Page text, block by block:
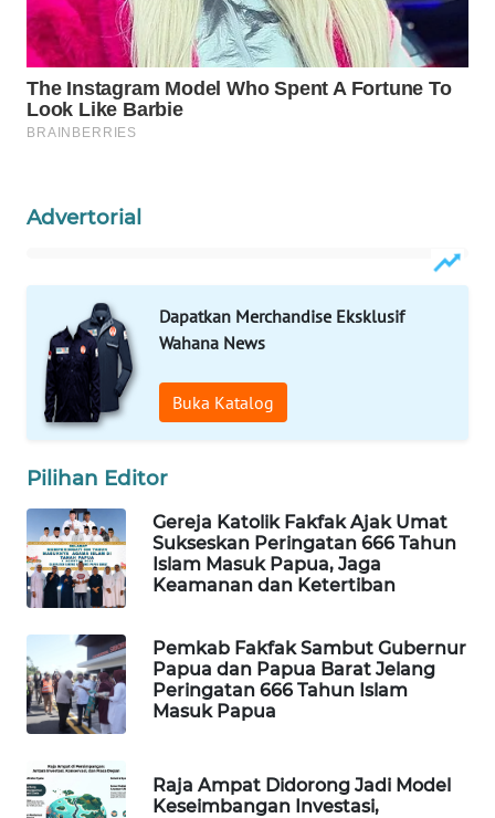
Advertorial
Dapatkan Merchandise Eksklusif
Wahana News
Buka Katalog
Pilihan Editor
Gereja Katolik Fakfak Ajak Umat
Sukseskan Peringatan 666 Tahun
Islam Masuk Papua, Jaga
Keamanan dan Ketertiban
Pemkab Fakfak Sambut Gubernur
Papua dan Papua Barat Jelang
Peringatan 666 Tahun Islam
Masuk Papua
Raja Ampat Didorong Jadi Model
Keseimbangan Investasi,
PLN
WATCH
MKLI
KOPEKLIN
PORTAL
KONSUMEN
FORWAMKI
FORJASIDA
NEWS
SITUNGIR
NEWS
SIDIKALANG
NEWS